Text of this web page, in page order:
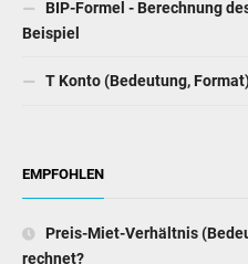
BIP-Formel - Berechnung
Beispiel
T Konto (Bedeutung,
EMPFOHLEN
Preis-Miet-Verhältnis
rechnet?